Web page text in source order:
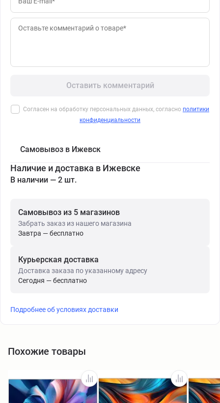
Оставить комментарий
Согласен на обработку персональных данных, согласно политики
конфиденциальности
Самовывоз в Ижевск
Наличие и доставка в Ижевске
В наличии — 2 шт.
Самовывоз из 5 магазинов
Забрать заказ из нашего магазина
Завтра — бесплатно
Курьерская доставка
Доставка заказа по указанному адресу
Сегодня — бесплатно
Подробнее об условиях доставки
Похожие товары